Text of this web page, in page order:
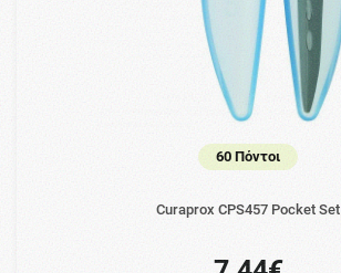
60 Πόντοι
Curaprox CPS457 Pocket Set